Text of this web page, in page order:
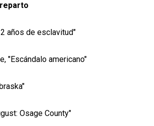
años de esclavitud"
"Escándalo americano"
Osage County"